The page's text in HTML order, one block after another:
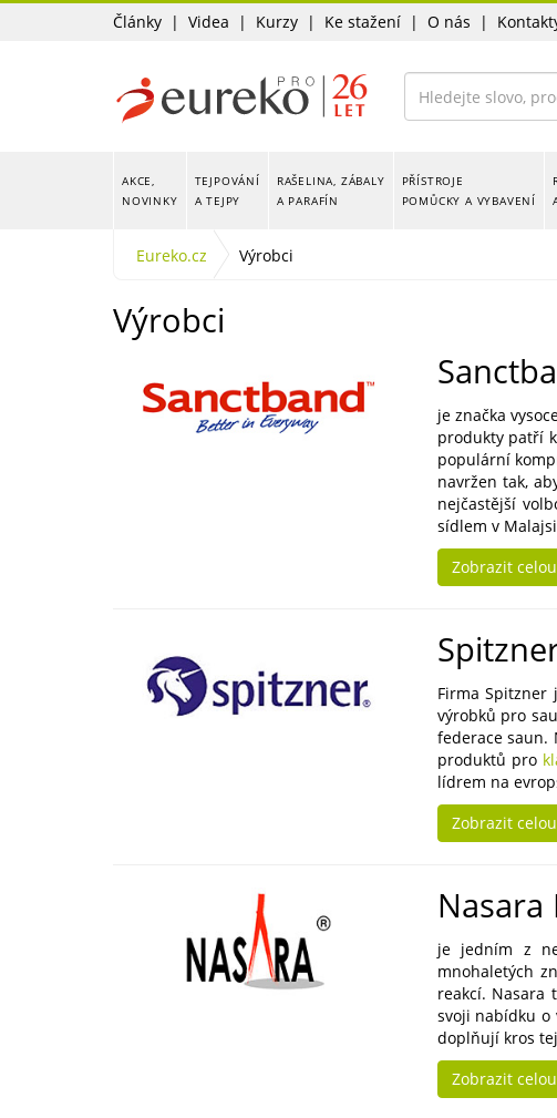
Články | Videa | Kurzy | Ke stažení | O nás |
AKCE,
NOVINKY
TEJPOVÁNÍ
A TEJPY
RAŠELINA, ZÁBALY
A PARAFÍN
PŘÍSTROJE
POMŮCKY A VYBAVENÍ
Eureko.cz Výrobci
Výrobci
je značka
produkty patří
populární
navržen tak,
nejčastější
sídlem v
Zobrazit
Firma Spitzner
výrobků pro
federace saun.
produktů pro
lídrem na
Zobrazit
Nasara
je jedním z
mnohaletých
reakcí.
svoji nabídku o
doplňují kros
Zobrazit